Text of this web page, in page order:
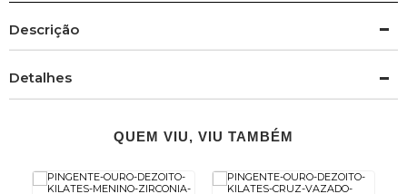
Descrição
Detalhes
QUEM VIU, VIU TAMBÉM